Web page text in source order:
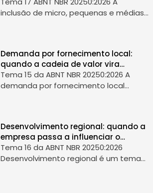
exigência e vira desenvolvimento
inclusão de micro, pequenas e médias
empreendedorismo ou...
Demanda por fornecimento local:
quando a cadeia de valor vira
estratégia territorial
Tema 15 da ABNT NBR 20250:2026 A
demanda por fornecimento local
do entorno...
Desenvolvimento regional: quando a
empresa passa a influenciar o
crescimento do entorno
Tema 16 da ABNT NBR 20250:2026
Desenvolvimento regional é um tema